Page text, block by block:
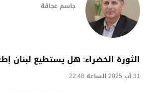
جاسم عجاقة
الثورة الخضراء: هل يستطيع لبنان
31 آب 2025 الساعة 22:48